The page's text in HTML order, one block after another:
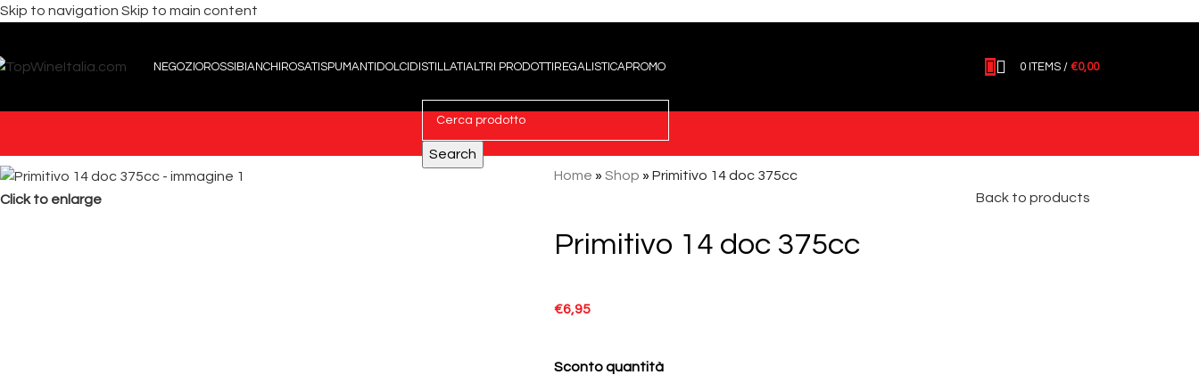
Skip to navigation Skip to main content
NEGOZIOROSSI BIANCHI ROSATI SPUMANTI DOLCI DISTILLATI ALTRI PRODOTTI REGALISTICAPROMO 0 ITEMS / €0,00
Search
Click to enlarge
Home » Shop » Primitivo 14 doc 375cc
Back to products
Primitivo 14 doc 375cc
€6,95
Sconto quantità